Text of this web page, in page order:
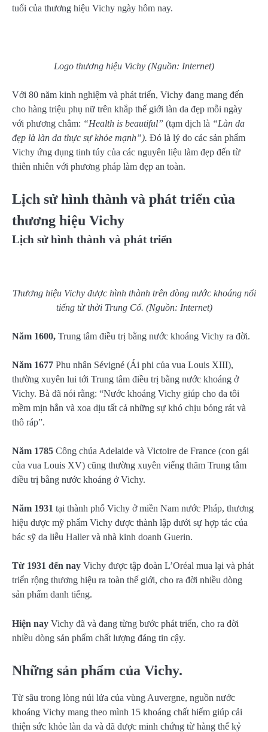
tuổi của thương hiệu Vichy ngày hôm nay.
Logo thương hiệu Vichy (Nguồn: Internet)
Với 80 năm kinh nghiệm và phát triển, Vichy đang mang đến
cho hàng triệu phụ nữ trên khắp thế giới làn da đẹp mỗi ngày
với phương châm: “Health is beautiful” (tạm dịch là “Làn da
đẹp là làn da thực sự khỏe mạnh”). Đó là lý do các sản phẩm
Vichy ứng dụng tinh túy của các nguyên liệu làm đẹp đến từ
thiên nhiên với phương pháp làm đẹp an toàn.
Lịch sử hình thành và phát triển của
thương hiệu Vichy
Lịch sử hình thành và phát triển
Thương hiệu Vichy được hình thành trên dòng nước khoáng nổi
tiếng từ thời Trung Cổ. (Nguồn: Internet)
Năm 1600, Trung tâm điều trị bằng nước khoáng Vichy ra đời.
Năm 1677 Phu nhân Sévigné (Ái phi của vua Louis XIII),
thường xuyên lui tới Trung tâm điều trị bằng nước khoáng ở
Vichy. Bà đã nói rằng: “Nước khoáng Vichy giúp cho da tôi
mềm mịn hẳn và xoa dịu tất cả những sự khó chịu bỏng rát và
thô ráp”.
Năm 1785 Công chúa Adelaide và Victoire de France (con gái
của vua Louis XV) cũng thường xuyên viếng thăm Trung tâm
điều trị bằng nước khoáng ở Vichy.
Năm 1931 tại thành phố Vichy ở miền Nam nước Pháp, thương
hiệu dược mỹ phẩm Vichy được thành lập dưới sự hợp tác của
bác sỹ da liễu Haller và nhà kinh doanh Guerin.
Từ 1931 đến nay Vichy được tập đoàn L’Oréal mua lại và phát
triển rộng thương hiệu ra toàn thế giới, cho ra đời nhiều dòng
sản phẩm danh tiếng.
Hiện nay Vichy đã và đang từng bước phát triển, cho ra đời
nhiều dòng sản phẩm chất lượng đáng tin cậy.
Những sản phẩm của Vichy.
Từ sâu trong lòng núi lửa của vùng Auvergne, nguồn nước
khoáng Vichy mang theo mình 15 khoáng chất hiếm giúp cải
thiện sức khỏe làn da và đã được minh chứng từ hàng thế kỷ